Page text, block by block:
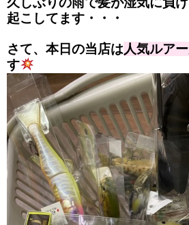
起こしてます・・・
さて、本日の当店は人気ルア
す